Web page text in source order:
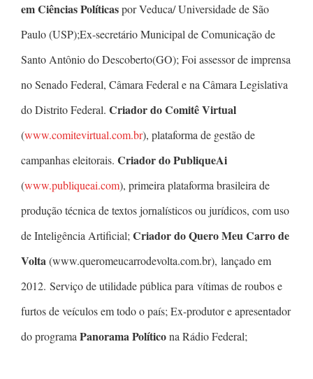
em Ciências Políticaspor Veduca/ Universidade de São
Paulo (USP);Ex-secretário Municipal de Comunicação de
Santo Antônio do Descoberto(GO); Foi assessor de imprensa
no Senado Federal, Câmara Federal e na Câmara Legislativa
do Distrito Federal. Criador do Comitê Virtual
(www.comitevirtual.com.br), plataforma de gestão de
campanhas eleitorais. Criador do PubliqueAi
(www.publiqueai.com), primeira plataforma brasileira de
produção técnica de textos jornalísticos ou jurídicos, com uso
de Inteligência Artificial; Criador do Quero Meu Carro de
Volta(www.queromeucarrodevolta.com.br), lançado em
2012. Serviço de utilidade pública para vítimas de roubos e
furtos de veículos em todo o país; Ex-produtor e apresentador
do programa Panorama Políticona Rádio Federal;